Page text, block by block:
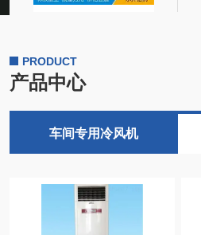
煤...
PRODUCT
产品中心
车间专用冷风机